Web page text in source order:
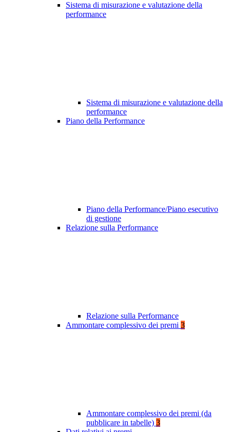
Sistema di misurazione e valutazione della
performance
Sistema di misurazione e valutazione della
performance
Piano della Performance
Piano della Performance/Piano esecutivo
di gestione
Relazione sulla Performance
Relazione sulla Performance
Ammontare complessivo dei premi 3
Ammontare complessivo dei premi (da
pubblicare in tabelle) 3